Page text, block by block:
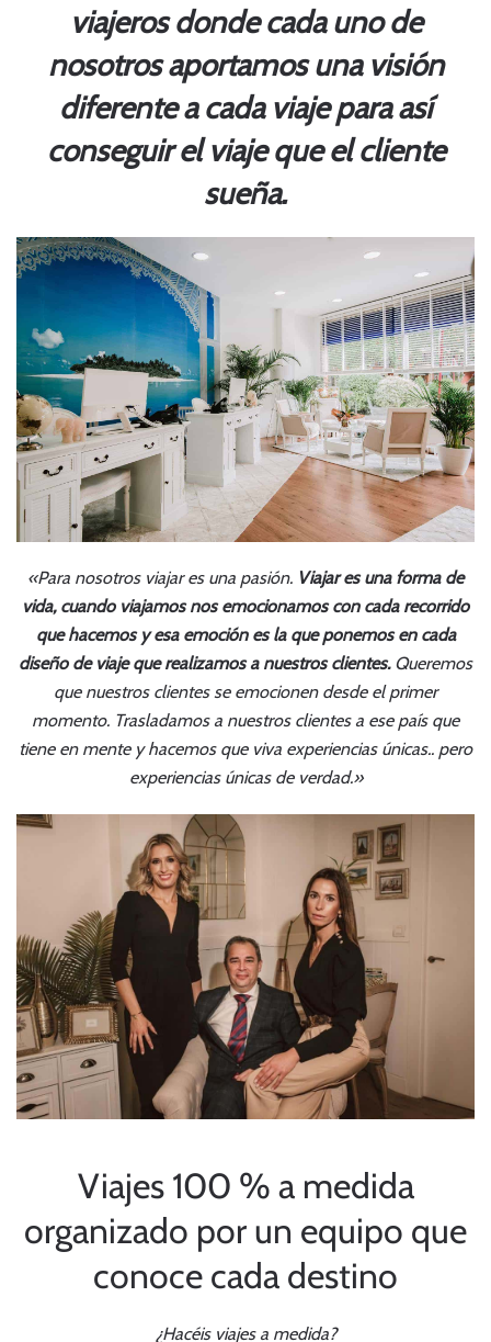
viajeros donde cada uno de
nosotros aportamos una visión
diferente a cada viaje para así
conseguir el viaje que el cliente
sueña.
«Para nosotros viajar es una pasión. Viajar es una forma de
vida, cuando viajamos nos emocionamos con cada recorrido
que hacemos y esa emoción es la que ponemos en cada
diseño de viaje que realizamos a nuestros clientes.Queremos
que nuestros clientes se emocionen desde el primer
momento. Trasladamos a nuestros clientes a ese país que
tiene en mente y hacemos que viva experiencias únicas.. pero
experiencias únicas de verdad.»
Viajes 100 % a medida
organizado por un equipo que
conoce cada destino
¿Hacéis viajes a medida?